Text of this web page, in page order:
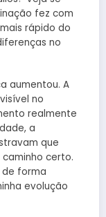
fez com
rápido do
no
aumentou. A
no
realmente
a
que
certo.
de forma
evolução